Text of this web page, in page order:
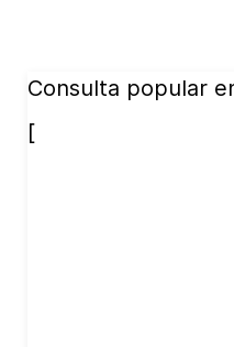
Consulta popular
[